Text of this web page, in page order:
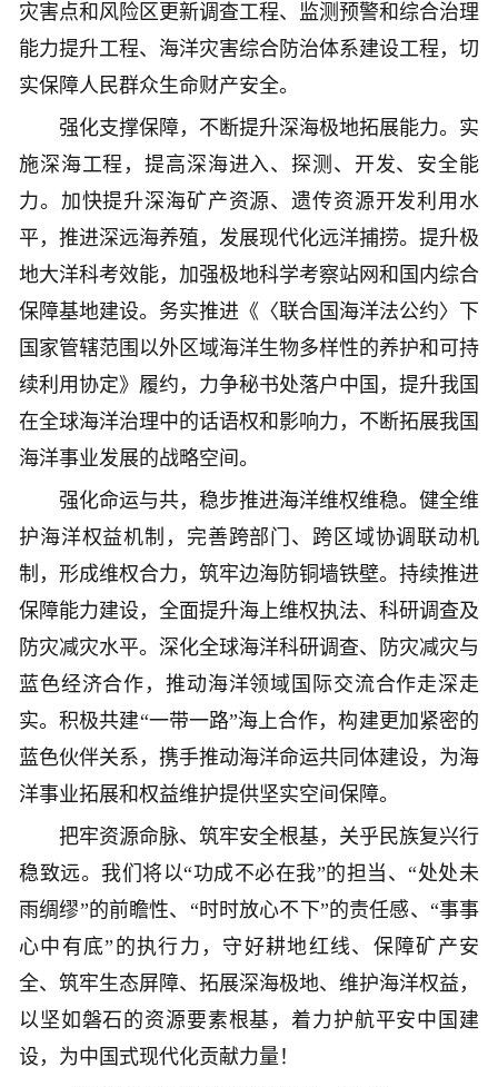
灾害点和风险区更新调查工程、监测预警和综合治理
能力提升工程、海洋灾害综合防治体系建设工程，切
实保障人民群众生命财产安全。
强化支撑保障，不断提升深海极地拓展能力。实
施深海工程，提高深海进入、探测、开发、安全能
力。加快提升深海矿产资源、遗传资源开发利用水
平，推进深远海养殖，发展现代化远洋捕捞。提升极
地大洋科考效能，加强极地科学考察站网和国内综合
保障基地建设。务实推进《〈联合国海洋法公约〉下
国家管辖范围以外区域海洋生物多样性的养护和可持
续利用协定》履约，力争秘书处落户中国，提升我国
在全球海洋治理中的话语权和影响力，不断拓展我国
海洋事业发展的战略空间。
强化命运与共，稳步推进海洋维权维稳。健全维
护海洋权益机制，完善跨部门、跨区域协调联动机
制，形成维权合力，筑牢边海防铜墙铁壁。持续推进
保障能力建设，全面提升海上维权执法、科研调查及
防灾减灾水平。深化全球海洋科研调查、防灾减灾与
蓝色经济合作，推动海洋领域国际交流合作走深走
实。积极共建“一带一路”海上合作，构建更加紧密的
蓝色伙伴关系，携手推动海洋命运共同体建设，为海
洋事业拓展和权益维护提供坚实空间保障。
把牢资源命脉、筑牢安全根基，关乎民族复兴行
稳致远。我们将以“功成不必在我”的担当、“处处未
雨绸缪”的前瞻性、“时时放心不下”的责任感、“事事
心中有底”的执行力，守好耕地红线、保障矿产安
全、筑牢生态屏障、拓展深海极地、维护海洋权益，
以坚如磐石的资源要素根基，着力护航平安中国建
设，为中国式现代化贡献力量！